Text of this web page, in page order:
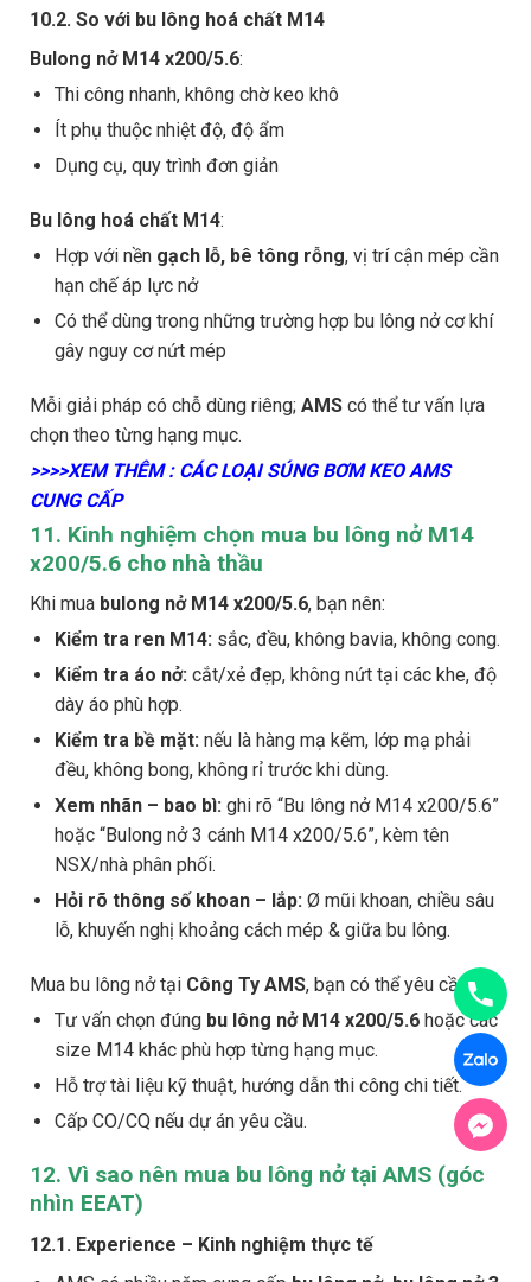
10.2. So với bu lông hoá chất M14
Bulong nở M14 x200/5.6:
Thi công nhanh, không chờ keo khô
Ít phụ thuộc nhiệt độ, độ ẩm
Dụng cụ, quy trình đơn giản
Bu lông hoá chất M14:
Hợp với nền gạch lỗ, bê tông rỗng, vị trí cận mép cần
hạn chế áp lực nở
Có thể dùng trong những trường hợp bu lông nở cơ khí
gây nguy cơ nứt mép
Mỗi giải pháp có chỗ dùng riêng; AMS có thể tư vấn lựa
chọn theo từng hạng mục.
>>>>XEM THÊM : CÁC LOẠI SÚNG BƠM KEO AMS
CUNG CẤP
11. Kinh nghiệm chọn mua bu lông nở M14
x200/5.6 cho nhà thầu
Khi mua bulong nở M14 x200/5.6, bạn nên:
Kiểm tra ren M14:sắc, đều, không bavia, không cong.
Kiểm tra áo nở:cắt/xẻ đẹp, không nứt tại các khe, độ
dày áo phù hợp.
Kiểm tra bề mặt:nếu là hàng mạ kẽm, lớp mạ phải
đều, không bong, không rỉ trước khi dùng.
Xem nhãn – bao bì:ghi rõ “Bu lông nở M14 x200/5.6”
hoặc “Bulong nở 3 cánh M14 x200/5.6”, kèm tên
NSX/nhà phân phối.
Hỏi rõ thông số khoan – lắp:Ø mũi khoan, chiều sâu
lỗ, khuyến nghị khoảng cách mép & giữa bu lông.
Mua bu lông nở tại Công Ty AMS, bạn có thể yêu cầu:
Tư vấn chọn đúng bu lông nở M14 x200/5.6hoặc các
size M14 khác phù hợp từng hạng mục.
Hỗ trợ tài liệu kỹ thuật, hướng dẫn thi công chi tiết.
Cấp CO/CQ nếu dự án yêu cầu.
12. Vì sao nên mua bu lông nở tại AMS (góc
nhìn EEAT)
12.1. Experience – Kinh nghiệm thực tế